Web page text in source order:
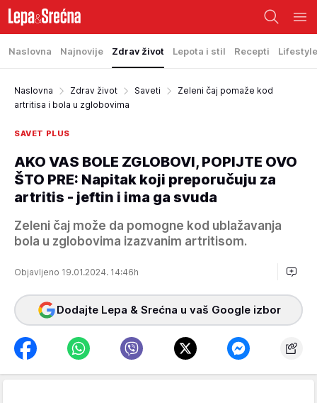
Naslovna Najnovije Zdrav život Lepota i stil Recepti Lifestyle
Naslovna Zdrav život Saveti
Zeleni čaj pomaže kod
artritisa i bola u zglobovima
SAVET PLUS
AKO VAS BOLE ZGLOBOVI, POPIJTE OVO
ŠTO PRE: Napitak koji preporučuju za
artritis - jeftin i ima ga svuda
Zeleni čaj može da pomogne kod ublažavanja
bola u zglobovima izazvanim artritisom.
Objavljeno 19.01.2024. 14:46h
Dodajte Lepa & Srećna u vaš Google izbor